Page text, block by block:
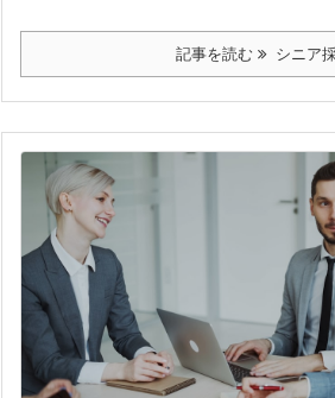
記事を読む シニア